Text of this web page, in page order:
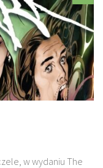
w wydaniu The